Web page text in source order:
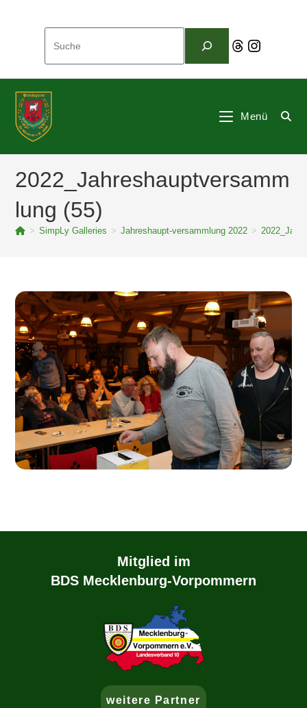
ThreadsInstagram
Menü
2022_Jahreshauptversamm
lung (55)
> SimpLy Galleries > Jahreshaupt-versammlung 2022 >
Mitglied im
BDS Mecklenburg-Vorpommern
weitere Partner